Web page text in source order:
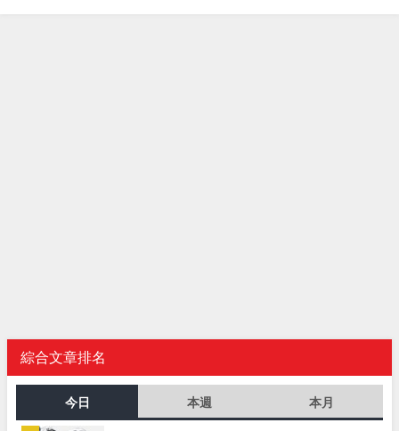
綜合文章排名
今日 本週 本月